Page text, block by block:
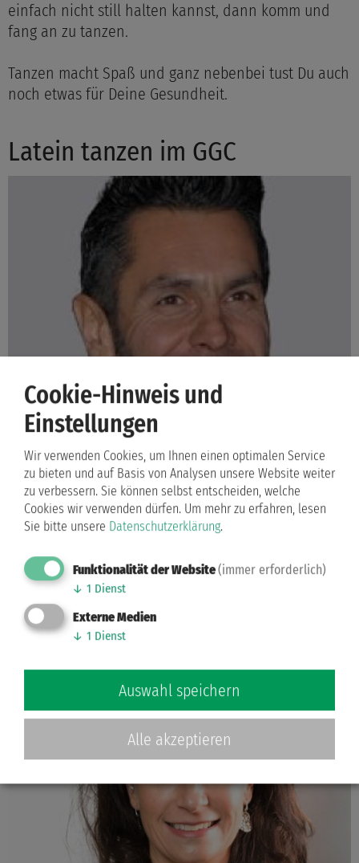
einfach nicht still halten kannst, dann komm und
fang an zu tanzen.
Tanzen macht Spaß und ganz nebenbei tust Du auch
noch etwas für Deine Gesundheit.
Latein tanzen im GGC
Roberto Albanese
Cookie-Hinweis und
Einstellungen
Wir verwenden Cookies, um Ihnen einen optimalen Service
zu bieten und auf Basis von Analysen unsere Website weiter
zu verbessern. Sie können selbst entscheiden, welche
Cookies wir verwenden dürfen. Um mehr zu erfahren, lesen
Sie bitte unsere Datenschutzerklärung.
Funktionalität der Website(immer erforderlich)
↓ 1 Dienst
Externe Medien
↓ 1 Dienst
Auswahl speichern
Alle akzeptieren